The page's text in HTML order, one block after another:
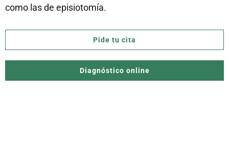
como las de episiotomía.
Pide tu cita
Diagnóstico online